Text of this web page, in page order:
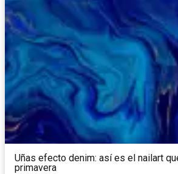
Uñas efecto denim: así es el nailart
primavera